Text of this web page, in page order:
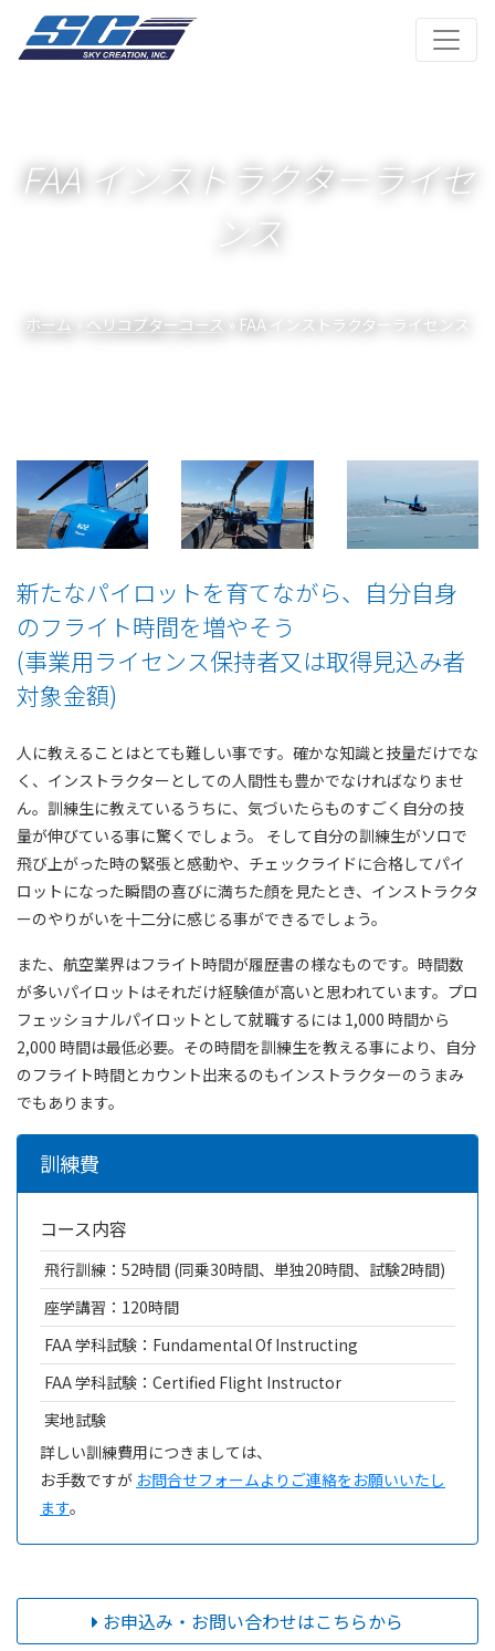
FAA インストラクターライセ
ンス
ホーム ヘリコプターコース » FAA インストラクターライセンス
新たなパイロットを育てながら、自分自身
のフライト時間を増やそう
(事業用ライセンス保持者又は取得見込み者
対象金額)
人に教えることはとても難しい事です。確かな知識と技量だけでな
く、インストラクターとしての人間性も豊かでなければなりませ
ん。訓練生に教えているうちに、気づいたらものすごく自分の技
量が伸びている事に驚くでしょう。 そして自分の訓練生がソロで
飛び上がった時の緊張と感動や、チェックライドに合格してパイ
ロットになった瞬間の喜びに満ちた顔を見たとき、インストラクタ
ーのやりがいを十二分に感じる事ができるでしょう。
また、航空業界はフライト時間が履歴書の様なものです。時間数
が多いパイロットはそれだけ経験値が高いと思われています。プロ
フェッショナルパイロットとして就職するには 1,000 時間から
2,000 時間は最低必要。その時間を訓練生を教える事により、自分
のフライト時間とカウント出来るのもインストラクターのうまみ
でもあります。
訓練費
コース内容
飛行訓練：52時間 (同乗30時間、単独20時間、試験2時間)
座学講習：120時間
FAA 学科試験：Fundamental Of Instructing
FAA 学科試験：Certified Flight Instructor
実地試験
詳しい訓練費用につきましては、
お手数ですが お問合せフォームよりご連絡をお願いいたし
ます。
お申込み・お問い合わせはこちらから